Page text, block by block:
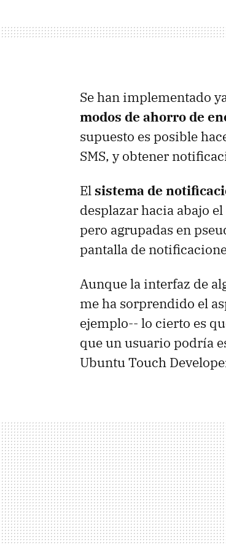
Se han implementado
modos de ahorro de
supuesto es posible
SMS, y obtener
Elsistema de
desplazar hacia abajo
pero agrupadas en
pantalla de
Aunque la interfaz de
me ha sorprendido el
ejemplo-- lo cierto es
que un usuario podría
Ubuntu Touch